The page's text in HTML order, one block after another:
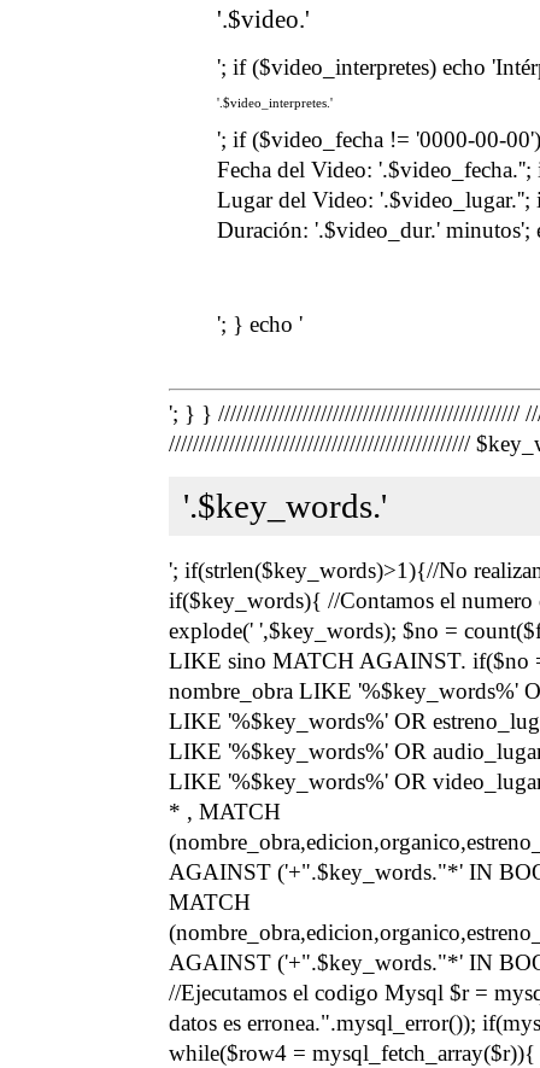
'.$video.'
'; if ($video_interpretes) echo
'.$video_interpretes.'
'; if ($video_fecha != '0000-00-
Fecha del Video:
Lugar del Video:
Duración: '.$video_dur.' minutos';
'; } echo '
'; } } //////////////////////////////////////////////////
//////////////////////////////////////////////////
'.$key_words.'
'; if(strlen($key_words)>1){//No
if($key_words){ //Contamos el numero
explode(' ',$key_words); $no =
LIKE sino MATCH AGAINST. if($no
nombre_obra LIKE '%$key_words%'
LIKE '%$key_words%' OR
LIKE '%$key_words%' OR
LIKE '%$key_words%' OR
* , MATCH
AGAINST ('+".$key_words."*' IN
MATCH
AGAINST ('+".$key_words."*' IN
//Ejecutamos el codigo Mysql $r =
datos es erronea.".mysql_error());
while($row4 =